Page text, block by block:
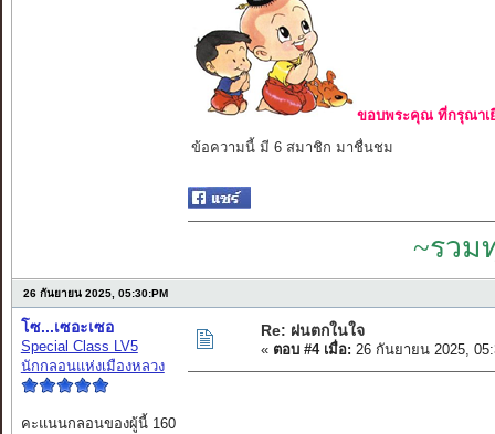
ขอบพระคุณ ที่กรุณาเ
ข้อความนี้ มี 6 สมาชิก มาชื่นชม
~รวม
26 กันยายน 2025, 05:30:PM
โซ...เซอะเซอ
Special Class LV5
นักกลอนแห่งเมืองหลวง
คะแนนกลอนของผู้นี้ 160
Re: ฝนตกในใจ
« ตอบ #4 เมื่อ: 26 กันยายน 2025,